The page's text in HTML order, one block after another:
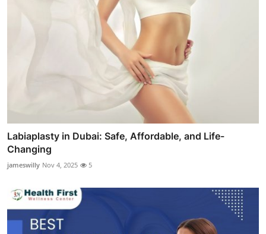
Labiaplasty in Dubai: Safe, Affordable, and Life-
Changing
jameswilly Nov 4, 2025 5